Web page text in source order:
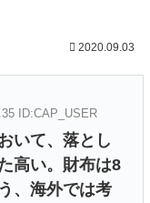
2020.09.03
ID:CAP_USER
いて、落とし
高い。財布は8
、海外では考